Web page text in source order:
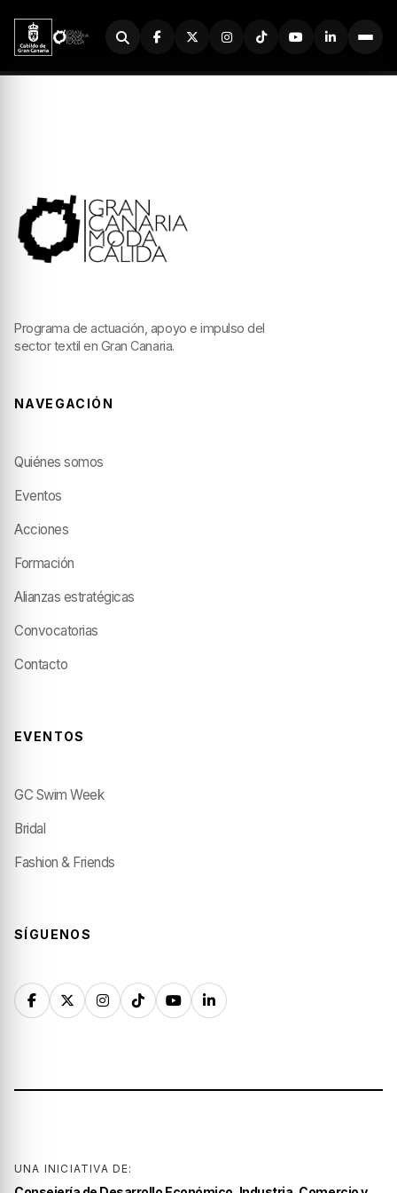
Buscador
Programa de actuación, apoyo e impulso del
sector textil en Gran Canaria.
NAVEGACIÓN
Quiénes somos
Eventos
Acciones
Formación
Alianzas estratégicas
Convocatorias
Contacto
EVENTOS
GC Swim Week
Bridal
Fashion & Friends
SÍGUENOS
UNA INICIATIVA DE: